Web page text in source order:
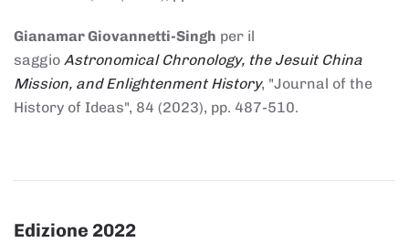
Gianamar Giovannetti-Singh per il
saggio Astronomical Chronology, the Jesuit China
Mission, and Enlightenment History, "Journal of the
History of Ideas", 84 (2023), pp. 487-510.
Edizione 2022